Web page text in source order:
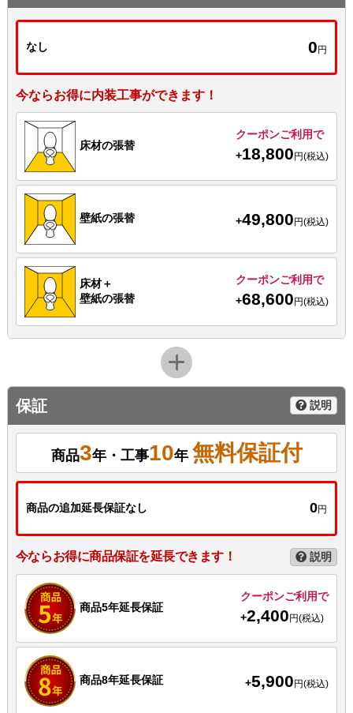
なし 0 円
今ならお得に内装工事ができます！
床材の張替
クーポンご利用で
+18,800 円(税込)
壁紙の張替 +49,800円(税込)
床材＋
壁紙の張替
クーポンご利用で
+68,600 円(税込)
保証 説明
商品3年・工事10年 無料保証付
商品の追加延長保証なし 0円
今ならお得に商品保証を延長できます！ 説明
商品5年延長保証
クーポンご利用で
+2,400 円(税込)
商品8年延長保証 +5,900円(税込)